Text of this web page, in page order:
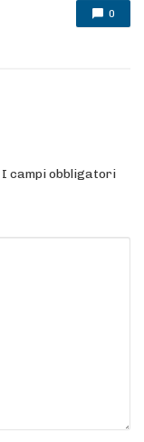
0
I campi obbligatori